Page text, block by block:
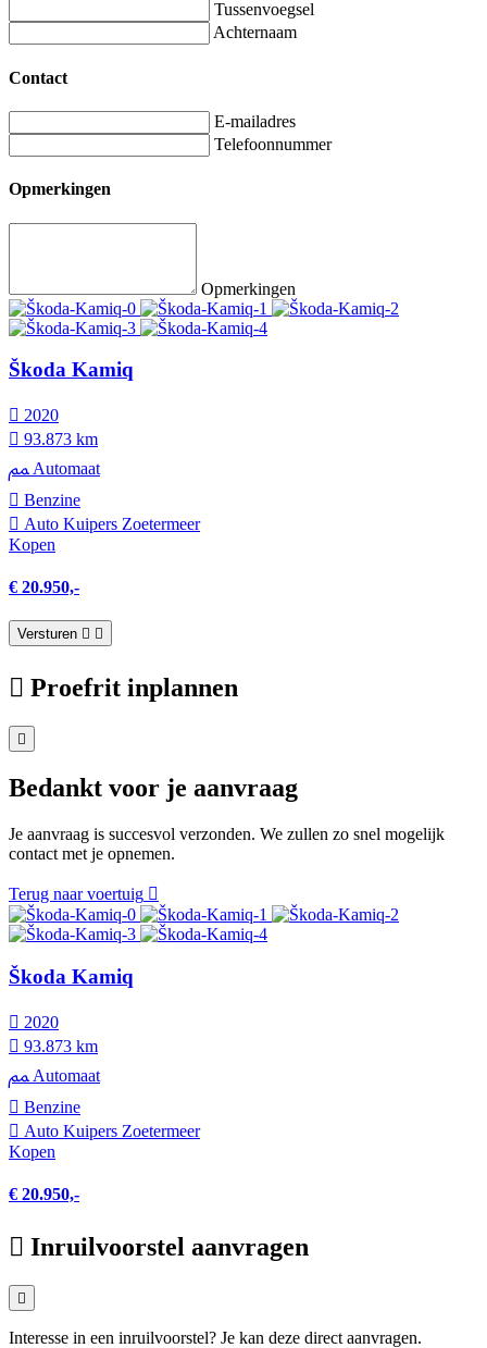
Tussenvoegsel
Achternaam
Contact
E-mailadres
Telefoonnummer
Opmerkingen
Opmerkingen
Škoda Kamiq
2020
93.873 km
Automaat
Benzine
Auto Kuipers Zoetermeer
Kopen
€ 20.950,-
Versturen
Proefrit inplannen
Bedankt voor je aanvraag
Je aanvraag is succesvol verzonden. We zullen zo snel mogelijk
contact met je opnemen.
Terug naar voertuig
Škoda Kamiq
2020
93.873 km
Automaat
Benzine
Auto Kuipers Zoetermeer
Kopen
€ 20.950,-
Inruilvoorstel aanvragen
Interesse in een inruilvoorstel? Je kan deze direct aanvragen.